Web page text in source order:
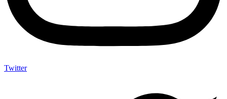
Twitter